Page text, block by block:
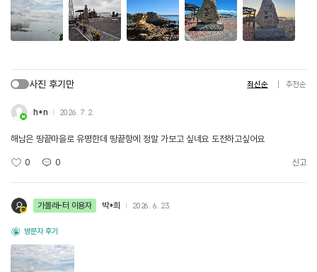
사진 후기만 최신순 추천순
h*n 2026. 7. 2.
해남은 땅끝마을로 유명한데 땅끝항에 정말 가보고 싶네요 도전하고싶어요
0 0 신고
가볼래-터 이용자 박*희 2026. 6. 23.
방문자 후기